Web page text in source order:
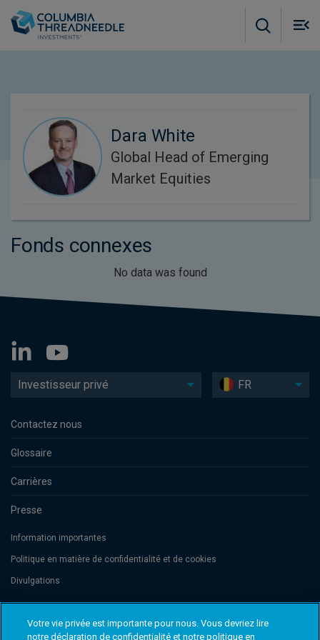
Dara White
Global Head of Emerging
Market Equities
Fonds connexes
No data was found
Investisseur privé FR
Contactez nous
Glossaire
Carrières
Presse
Information importantes
Politique en matière de confidentialité et de cookies
Divulgations
Threadneedle Management Luxembourg S.A., registered with the Registre
de Commerce et des Sociétés (Luxembourg), No. B 110242 and/or
Votre vie privée est importante pour nous. Vous devriez lire
notre déclaration de confidentialité et notre politique en